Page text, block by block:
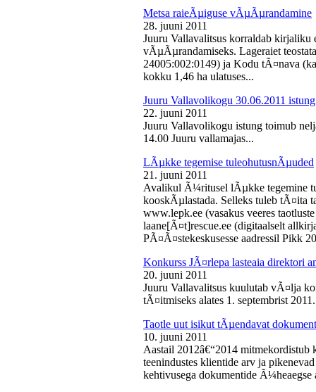
Metsa raieÃµiguse vÃµÃµrandamine
28. juuni 2011
Juuru Vallavalitsus korraldab kirjaliku
vÃµÃµrandamiseks. Lageraiet
24005:002:0149) ja Kodu tÃ¤nava
kokku 1,46 ha ulatuses...
Juuru Vallavolikogu 30.06.2011 istung
22. juuni 2011
Juuru Vallavolikogu istung toimub
14.00 Juuru vallamajas...
LÃµkke tegemise tuleohutusnÃµuded
21. juuni 2011
Avalikul Ã¼ritusel lÃµkke tegemine
kooskÃµlastada. Selleks tuleb tÃ¤ita
www.lepk.ee (vasakus veeres
laane[Ã¤t]rescue.ee (digitaalselt
PÃ¤Ã¤stekeskusesse aadressil Pikk
Konkurss JÃ¤rlepa lasteaia direktori
20. juuni 2011
Juuru Vallavalitsus kuulutab vÃ¤lja
tÃ¤itmiseks alates 1. septembrist
Taotle uut isikut tÃµendavat
10. juuni 2011
Aastail 2012â€“2014
teenindustes klientide arv ja
kehtivusega dokumentide Ã¼heaegse